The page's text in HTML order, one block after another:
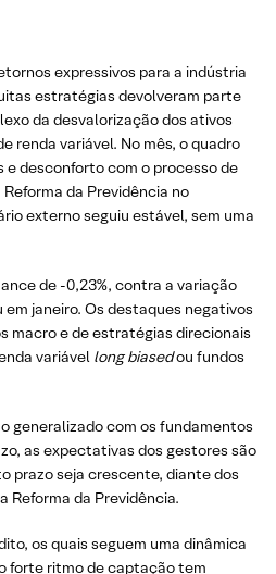
expressivos para a indústria
estratégias devolveram parte
da desvalorização dos ativos
renda variável. No mês, o quadro
e desconforto com o processo de
da Previdência no
externo seguiu estável, sem uma
de -0,23%, contra a variação
em janeiro. Os destaques negativos
macro e de estratégias direcionais
variável long biasedou fundos
generalizado com os fundamentos
as expectativas dos gestores são
prazo seja crescente, diante dos
Reforma da Previdência.
os quais seguem uma dinâmica
forte ritmo de captação tem